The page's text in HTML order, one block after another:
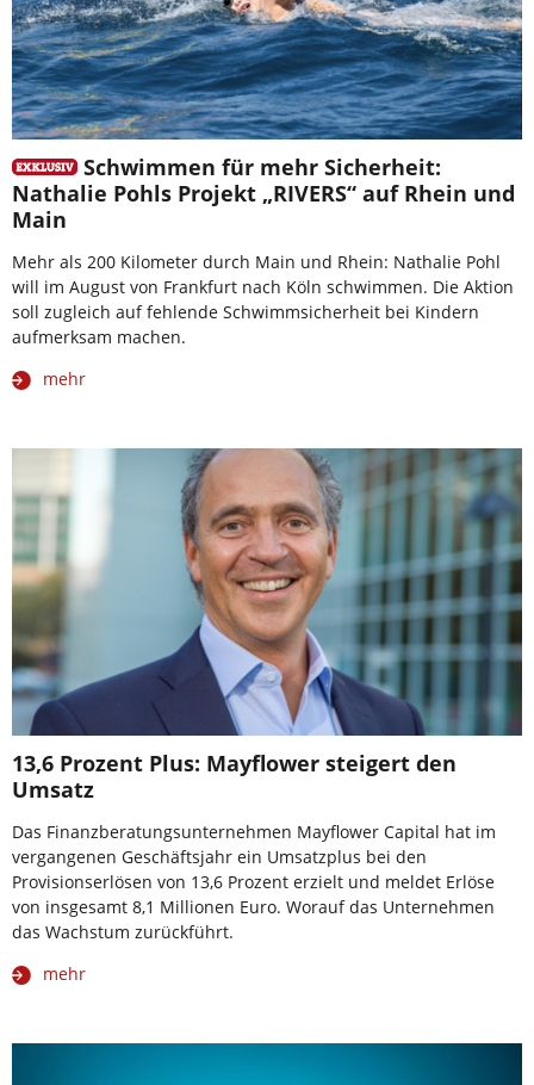
Schwimmen für mehr Sicherheit:
Nathalie Pohls Projekt „RIVERS“ auf Rhein und
Main
Mehr als 200 Kilometer durch Main und Rhein: Nathalie Pohl
will im August von Frankfurt nach Köln schwimmen. Die Aktion
soll zugleich auf fehlende Schwimmsicherheit bei Kindern
aufmerksam machen.
mehr
13,6 Prozent Plus: Mayflower steigert den
Umsatz
Das Finanzberatungsunternehmen Mayflower Capital hat im
vergangenen Geschäftsjahr ein Umsatzplus bei den
Provisionserlösen von 13,6 Prozent erzielt und meldet Erlöse
von insgesamt 8,1 Millionen Euro. Worauf das Unternehmen
das Wachstum zurückführt.
mehr